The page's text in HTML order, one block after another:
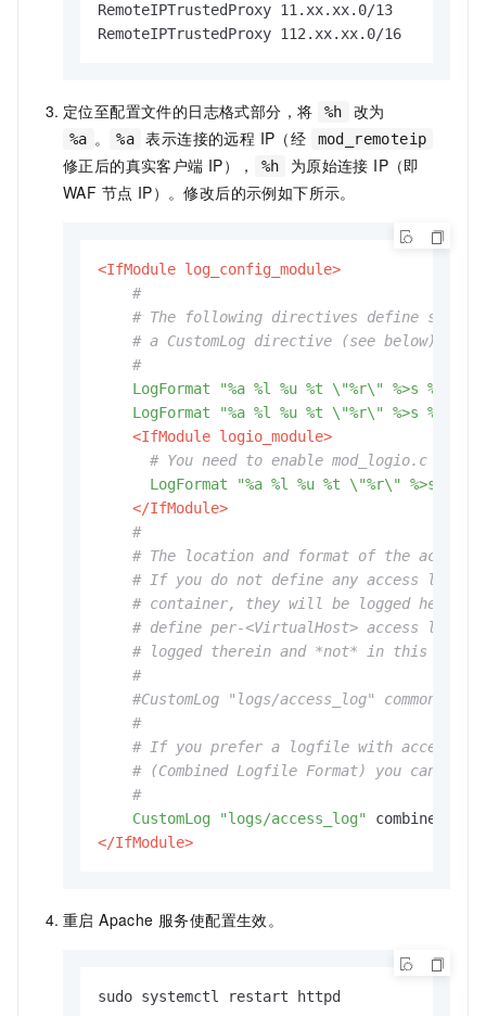
RemoteIPTrustedProxy 11.xx.xx.0/13
RemoteIPTrustedProxy 112.xx.xx.0/16
定位至配置文件的日志格式部分，将 %h 改为
%a 。 %a 表示连接的远程 IP（经 mod_remoteip
修正后的真实客户端 IP）， %h
为原始连接 IP（即
WAF 节点 IP）。修改后的示例如下所示。
<IfModule log_config_module>
#
# The following directives define some
# a CustomLog directive (see below).
#
LogFormat
"%a %l %u %t \"%r\" %>s %b
LogFormat
"%a %l %u %t \"%r\" %>s %b"
<IfModule logio_module>
# You need to enable mod_logio.c to use
LogFormat
"%a %l %u %t \"%r\" %>s
</IfModule>
#
# The location and format of the access
# If you do not define any access
# container, they will be logged here.
# define per-<VirtualHost> access
# logged therein and *not* in this file.
#
#CustomLog "logs/access_log" common
#
# If you prefer a logfile with access,
# (Combined Logfile Format) you can
#
CustomLog
"logs/access_log"
</IfModule>
重启 Apache 服务使配置生效。
sudo systemctl restart httpd